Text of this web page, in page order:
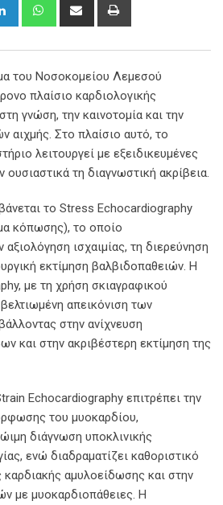
LinkedIn WhatsappShare
του Νοσοκομείου Λεμεσού
πλαίσιο καρδιολογικής
γνώση, την καινοτομία και την
αιχμής. Στο πλαίσιο αυτό, το
λειτουργεί με εξειδικευμένες
ουσιαστικά τη διαγνωστική ακρίβεια.
το Stress Echocardiography
κόπωσης), το οποίο
αξιολόγηση ισχαιμίας, τη διερεύνηση
εκτίμηση βαλβιδοπαθειών. Η
με τη χρήση σκιαγραφικού
απεικόνιση των
στην ανίχνευση
και στην ακριβέστερη εκτίμηση της
Echocardiography επιτρέπει την
του μυοκαρδίου,
διάγνωση υποκλινικής
ενώ διαδραματίζει καθοριστικό
αμυλοείδωσης και στην
με μυοκαρδιοπάθειες. Η